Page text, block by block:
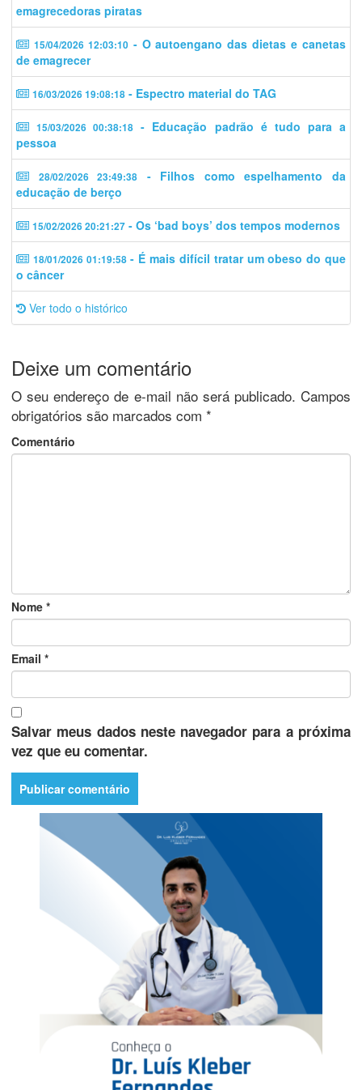
emagrecedoras piratas
15/04/2026 12:03:10- O autoengano das dietas e canetas
de emagrecer
16/03/2026 19:08:18 - Espectro material do TAG
15/03/2026 00:38:18 - Educação padrão é tudo para a
pessoa
28/02/2026 23:49:38 - Filhos como espelhamento da
educação de berço
15/02/2026 20:21:27 - Os ‘bad boys’ dos tempos modernos
18/01/2026 01:19:58- É mais difícil tratar um obeso do que
o câncer
Ver todo o histórico
Deixe um comentário
O seu endereço de e-mail não será publicado. Campos
obrigatórios são marcados com *
Comentário
Nome *
Email *
Salvar meus dados neste navegador para a próxima
vez que eu comentar.